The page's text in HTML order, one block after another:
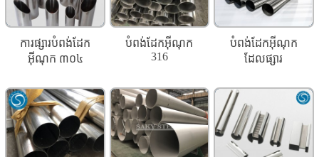
ការផ្សារបំពង់ដែក
អ៊ីណុក ៣០៤
បំពង់ដែកអ៊ីណុក
316
បំពង់ដែកអ៊ីណុក
ដែលផ្សារ